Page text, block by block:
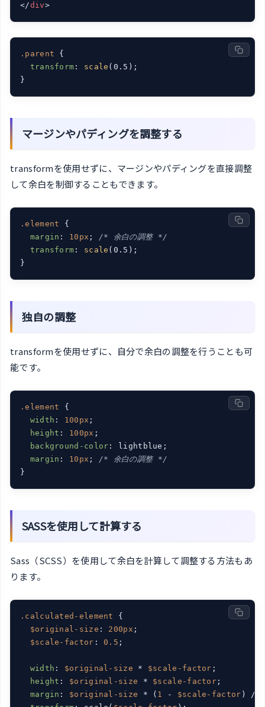
</div>
.parent {
transform : scale (0.5);
}
マージンやパディングを調整する
transformを使用せずに、マージンやパディングを直接調整
して余白を制御することもできます。
.element {
margin : 10px ; /* 余白の調整 */
transform : scale (0.5);
}
独自の調整
transformを使用せずに、自分で余白の調整を行うことも可
能です。
.element {
width : 100px ;
height : 100px ;
background-color : lightblue;
margin : 10px ; /* 余白の調整 */
}
SASSを使用して計算する
Sass（SCSS）を使用して余白を計算して調整する方法もあ
ります。
.calculated-element
{
$original-size : 200px ;
$scale-factor : 0.5 ;
width : $original-size * $scale-factor ;
height : $original-size * $scale-factor ;
margin : $original-size * ( 1 - $scale-factor ) /